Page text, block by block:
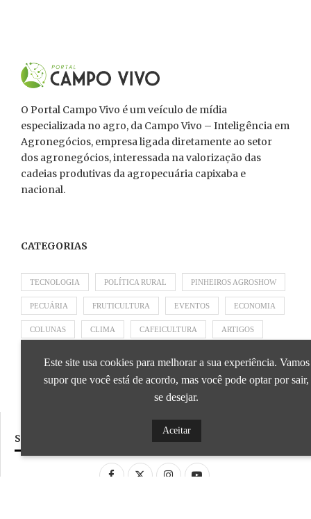
O Portal Campo Vivo é um veículo de mídia
especializada no agro, da Campo Vivo – Inteligência em
Agronegócios, empresa ligada diretamente ao setor
dos agronegócios, interessada na valorização das
cadeias produtivas da agropecuária capixaba e
nacional.
CATEGORIAS
TECNOLOGIA POLÍTICA RURAL PINHEIROS AGROSHOW
PECUÁRIA FRUTICULTURA EVENTOS ECONOMIA
COLUNAS CLIMA CAFEICULTURA ARTIGOS
APRESENTADO POR BRAPEX
SIGA NOSSAS REDES SOCIAIS
Este site usa cookies para melhorar a sua experiência. Vamos
supor que você está de acordo, mas você pode optar por sair,
se desejar.
Aceitar